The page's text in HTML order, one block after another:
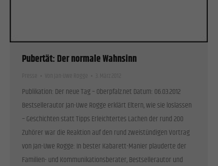
Pubertät: Der normale Wahnsinn
Publikation: Der neue Tag – Oberpfalz.net Datum: 06.03.2012
Bestsellerautor Jan-Uwe Rogge erklärt Eltern, wie sie loslassen
– Geschichten statt Tipps Erleichtertes Lachen der rund 200
Zuhörer war die Reaktion auf den rund zweistündigen Vortrag
von Jan-Uwe Rogge: In bester Kabarett-Manier plauderte der
Familien- und Kommunikationsberater, Bestsellerautor und